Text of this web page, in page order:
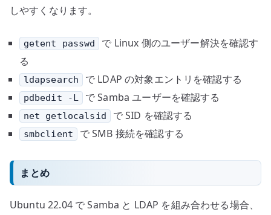
しやすくなります。
getent passwd
で Linux 側のユーザー解決を確認す
る
ldapsearch で LDAP の対象エントリを確認する
pdbedit -L で Samba ユーザーを確認する
net getlocalsid で SID を確認する
smbclient で SMB 接続を確認する
まとめ
Ubuntu 22.04 で Samba と LDAP を組み合わせる場合、